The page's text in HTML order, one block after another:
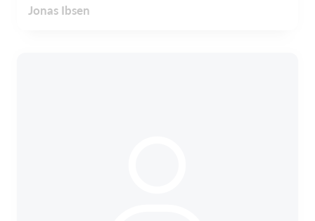
Jonas Ibsen